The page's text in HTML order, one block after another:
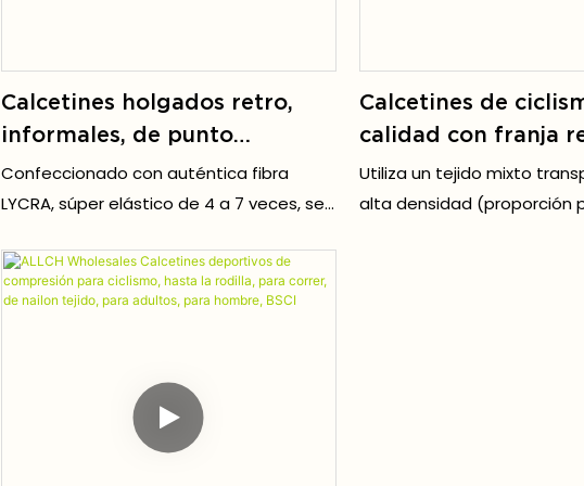
Calcetines holgados retro,
informales, de punto
acanalado, para hombre y
mujer, gruesos y
Confeccionado con auténtica fibra
LYCRA, súper elástico de 4 a 7 veces, se
Calcetines de
calidad con franja
transpirables, de
elastano, ideales
Utiliza un tejido mixto
alta densidad (proporción